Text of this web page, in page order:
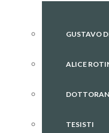
GUSTAVO
ALICE
TESISTI